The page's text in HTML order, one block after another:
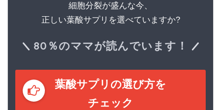
細胞分裂が盛んな今、
正しい葉酸サプリを選べていますか?
80％のママが読んでいます！
葉酸サプリの選び方を
チェック